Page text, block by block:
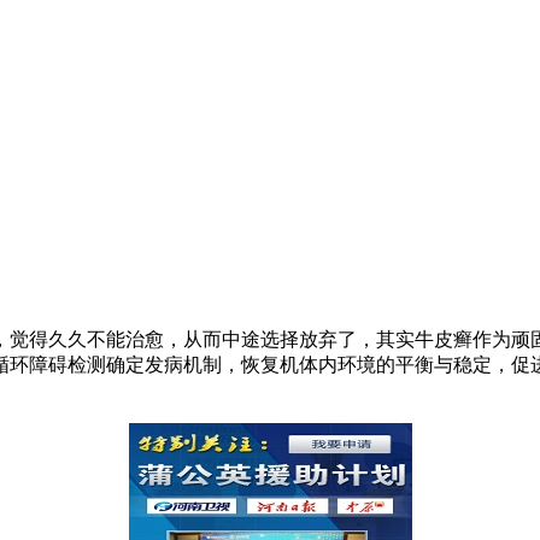
得久久不能治愈，从而中途选择放弃了，其实牛皮癣作为
环障碍检测确定发病机制，恢复机体内环境的平衡与稳定，